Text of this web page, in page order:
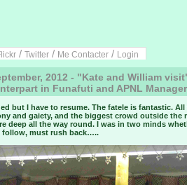
/ Twitter / Me Contacter / Login
2012 - "Kate and William
in Funafuti and APNL Manager
but I have to resume. The fatele is fantastic.
and gaiety, and the biggest crowd outside the
deep all the way round. I was in two minds
follow, must rush back…..